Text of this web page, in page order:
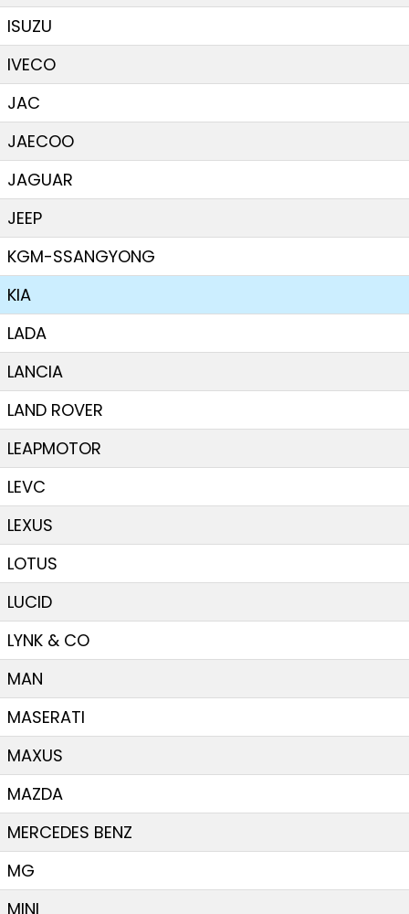
ISUZU
IVECO
JAC
JAECOO
JAGUAR
JEEP
KGM-SSANGYONG
KIA
LADA
LANCIA
LAND ROVER
LEAPMOTOR
LEVC
LEXUS
LOTUS
LUCID
LYNK & CO
MAN
MASERATI
MAXUS
MAZDA
MERCEDES BENZ
MG
MINI